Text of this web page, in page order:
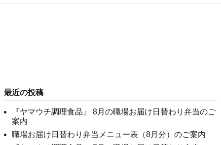
最近の投稿
『ヤマウチ調理食品』 8月の職場お届け日替わり弁当のご
案内
職場お届け日替わり弁当メニュー表（8月分）のご案内